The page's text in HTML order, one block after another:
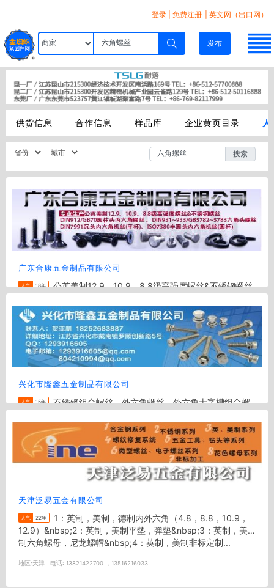
登录 免费注册 | 英文网（出口网）
发布
供货信息 合作信息 样品库 企业黄页目录
搜索
广东合康五金制品有限公司
人气 18年
公英美制12.9、10.9、8.8级高强度螺丝&不锈钢螺丝
DIN931~933/GB5782~5783六角头螺栓 DIN7991沉头...
地区:佛山 电话:18923191655 0769-8600 4061
兴化市隆鑫五金制品有限公司
人气 15年
不锈钢组合螺丝、外六角螺丝、外六角十字槽组合螺
栓、法兰十字槽六角螺钉、内六角冲棒、异形件和非标件
地区: 泰州 电话:0-13641551787,18252683887
天津泛易五金有限公司
人气 22年
12.9）&nbsp;2：英制，美制平垫，弹垫&nbsp;3：英制，美
制六角螺母，尼龙螺帽&nbsp;4：英制，美制非标定制...
地区:天津 电话: 13821422700 ，13516216033